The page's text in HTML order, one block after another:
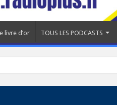
livre d’or TOUS LES PODCASTS